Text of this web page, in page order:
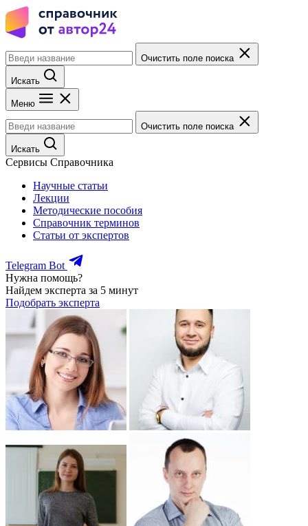
Очистить поле поиска
Искать
Меню
Очистить поле поиска
Искать
Сервисы Справочника
Научные статьи
Лекции
Методические пособия
Справочник терминов
Статьи от экспертов
Telegram Bot
Нужна помощь?
Найдем эксперта за 5 минут
Подобрать эксперта